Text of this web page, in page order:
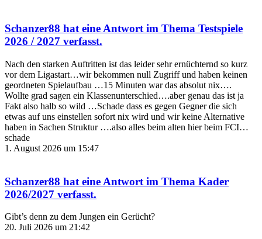
Schanzer88 hat eine Antwort im Thema Testspiele
2026 / 2027 verfasst.
Nach den starken Auftritten ist das leider sehr ernüchternd so kurz
vor dem Ligastart…wir bekommen null Zugriff und haben keinen
geordneten Spielaufbau …15 Minuten war das absolut nix….
Wollte grad sagen ein Klassenunterschied….aber genau das ist ja
Fakt also halb so wild …Schade dass es gegen Gegner die sich
etwas auf uns einstellen sofort nix wird und wir keine Alternative
haben in Sachen Struktur ….also alles beim alten hier beim FCI…
schade
1. August 2026 um 15:47
Schanzer88 hat eine Antwort im Thema Kader
2026/2027 verfasst.
Gibt’s denn zu dem Jungen ein Gerücht?
20. Juli 2026 um 21:42